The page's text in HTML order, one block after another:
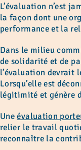
L’évaluation n’est
la façon dont une
performance et la
Dans le milieu
de solidarité et de
l’évaluation devrait
Lorsqu’elle est
légitimité et génère
Uneévaluation
relier le travail
reconnaître la